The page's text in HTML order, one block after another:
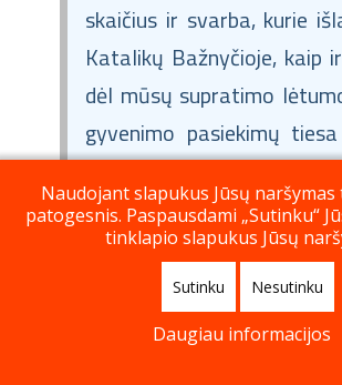
skaičius ir svarba, kurie
Katalikų Bažnyčioje, kaip
dėl mūsų supratimo
gyvenimo pasiekimų
galo atsiskleidžia. Tačiau
neturite nė vieno iš šių
mane patraukti ar
dalykas, kuris ateina į
pažadas. Na, o jei
Naudojant slapukus Jūsų
patogesnis. Paspausdami „Sutinku“
tinklapio slapukus Jūsų
Sutinku Nesutinku
Daugiau informacijos